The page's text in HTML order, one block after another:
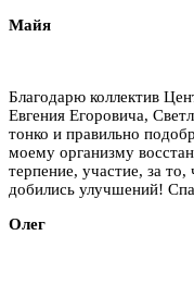
Майя
Благодарю коллектив
Евгения Егоровича,
тонко и правильно
моему организму
терпение, участие, за то,
добились улучшений!
Олег